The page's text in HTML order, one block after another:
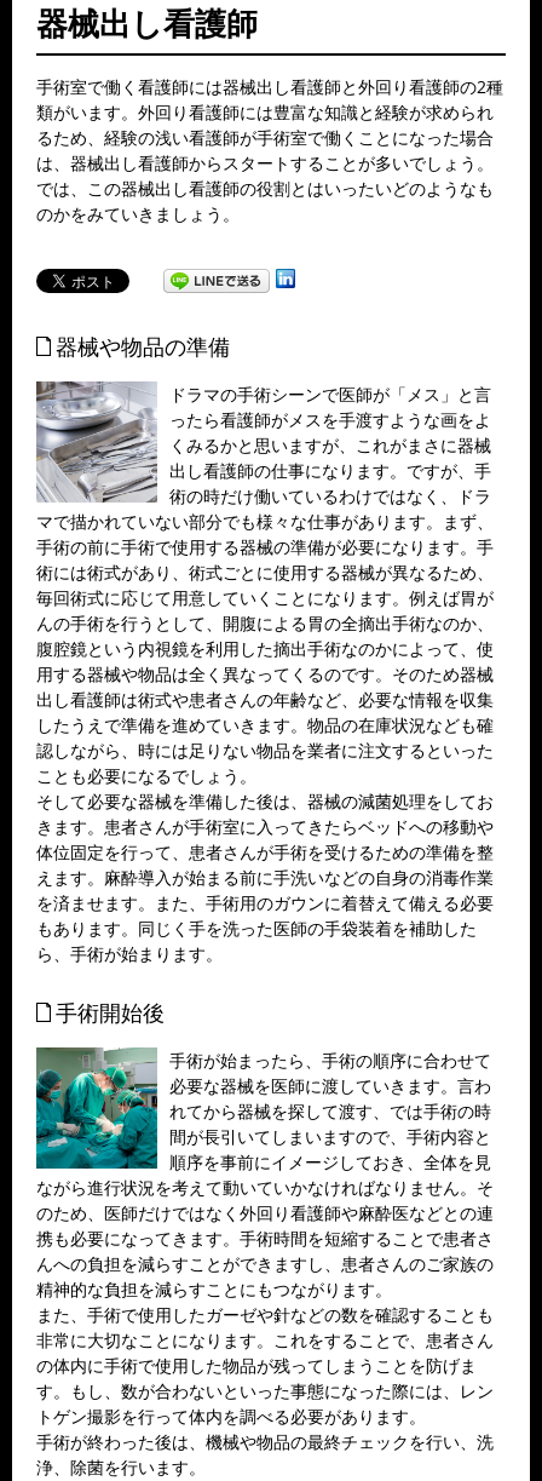
器械出し看護師
手術室で働く看護師には器械出し看護師と外回り看護師の2種
類がいます。外回り看護師には豊富な知識と経験が求められ
るため、経験の浅い看護師が手術室で働くことになった場合
は、器械出し看護師からスタートすることが多いでしょう。
では、この器械出し看護師の役割とはいったいどのようなも
のかをみていきましょう。
器械や物品の準備
ドラマの手術シーンで医師が「メス」と言
ったら看護師がメスを手渡すような画をよ
くみるかと思いますが、これがまさに器械
出し看護師の仕事になります。ですが、手
術の時だけ働いているわけではなく、ドラ
マで描かれていない部分でも様々な仕事があります。まず、
手術の前に手術で使用する器械の準備が必要になります。手
術には術式があり、術式ごとに使用する器械が異なるため、
毎回術式に応じて用意していくことになります。例えば胃が
んの手術を行うとして、開腹による胃の全摘出手術なのか、
腹腔鏡という内視鏡を利用した摘出手術なのかによって、使
用する器械や物品は全く異なってくるのです。そのため器械
出し看護師は術式や患者さんの年齢など、必要な情報を収集
したうえで準備を進めていきます。物品の在庫状況なども確
認しながら、時には足りない物品を業者に注文するといった
ことも必要になるでしょう。
そして必要な器械を準備した後は、器械の減菌処理をしてお
きます。患者さんが手術室に入ってきたらベッドへの移動や
体位固定を行って、患者さんが手術を受けるための準備を整
えます。麻酔導入が始まる前に手洗いなどの自身の消毒作業
を済ませます。また、手術用のガウンに着替えて備える必要
もあります。同じく手を洗った医師の手袋装着を補助した
ら、手術が始まります。
手術開始後
手術が始まったら、手術の順序に合わせて
必要な器械を医師に渡していきます。言わ
れてから器械を探して渡す、では手術の時
間が長引いてしまいますので、手術内容と
順序を事前にイメージしておき、全体を見
ながら進行状況を考えて動いていかなければなりません。そ
のため、医師だけではなく外回り看護師や麻酔医などとの連
携も必要になってきます。手術時間を短縮することで患者さ
んへの負担を減らすことができますし、患者さんのご家族の
精神的な負担を減らすことにもつながります。
また、手術で使用したガーゼや針などの数を確認することも
非常に大切なことになります。これをすることで、患者さん
の体内に手術で使用した物品が残ってしまうことを防げま
す。もし、数が合わないといった事態になった際には、レン
トゲン撮影を行って体内を調べる必要があります。
手術が終わった後は、機械や物品の最終チェックを行い、洗
浄、除菌を行います。